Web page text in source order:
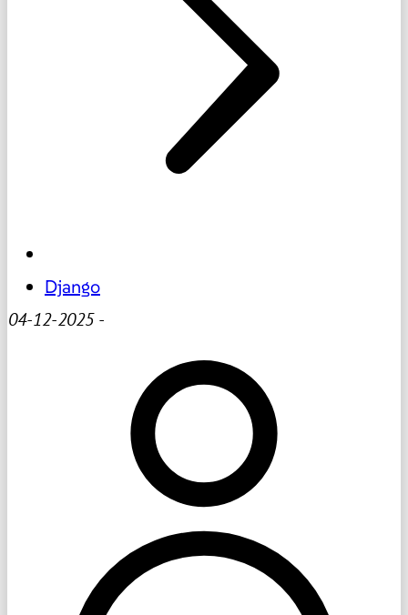
Django
04-12-2025-